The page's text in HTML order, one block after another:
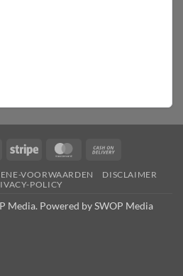
Stripe MasterCard
Delivery
VOORWAARDEN
DISCLAIMER
POLICY
Media. Powered by SWOP Media